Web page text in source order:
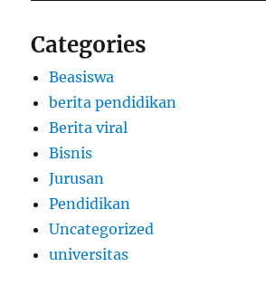
Categories
Beasiswa
berita pendidikan
Berita viral
Bisnis
Jurusan
Pendidikan
Uncategorized
universitas